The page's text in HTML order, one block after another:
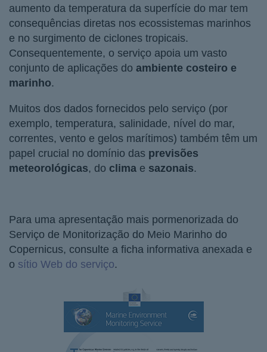
aumento da temperatura da superfície do mar tem
consequências diretas nos ecossistemas marinhos
e no surgimento de ciclones tropicais.
Consequentemente, o serviço apoia um vasto
conjunto de aplicações do ambiente costeiro e
marinho.
Muitos dos dados fornecidos pelo serviço (por
exemplo, temperatura, salinidade, nível do mar,
correntes, vento e gelos marítimos) também têm um
papel crucial no domínio das previsões
meteorológicas, do clima e sazonais.
Para uma apresentação mais pormenorizada do
Serviço de Monitorização do Meio Marinho do
Copernicus, consulte a ficha informativa anexada e
o sítio Web do serviço.